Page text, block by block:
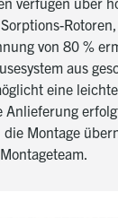
von 80 %
aus
eine
Anlieferung
Montage